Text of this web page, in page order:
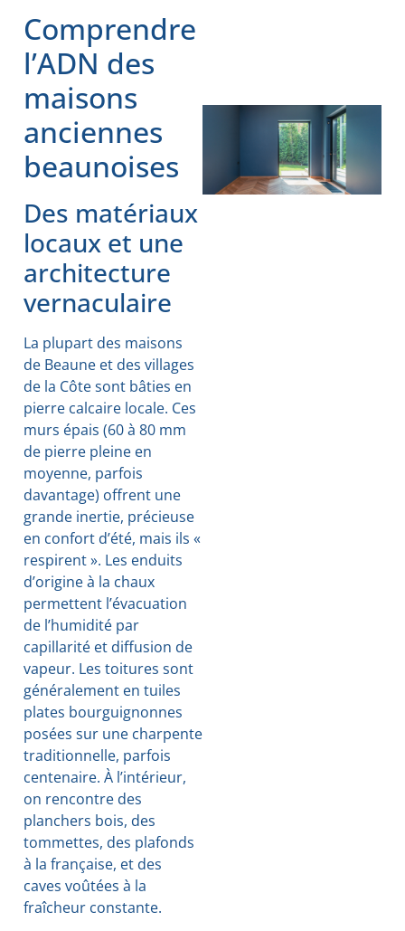
Comprendre
l’ADN des
maisons
anciennes
beaunoises
Des matériaux
locaux et une
architecture
vernaculaire
La plupart des maisons
de Beaune et des villages
de la Côte sont bâties en
pierre calcaire locale. Ces
murs épais (60 à 80 mm
de pierre pleine en
moyenne, parfois
davantage) offrent une
grande inertie, précieuse
en confort d’été, mais ils «
respirent ». Les enduits
d’origine à la chaux
permettent l’évacuation
de l’humidité par
capillarité et diffusion de
vapeur. Les toitures sont
généralement en tuiles
plates bourguignonnes
posées sur une charpente
traditionnelle, parfois
centenaire. À l’intérieur,
on rencontre des
planchers bois, des
tommettes, des plafonds
à la française, et des
caves voûtées à la
fraîcheur constante.